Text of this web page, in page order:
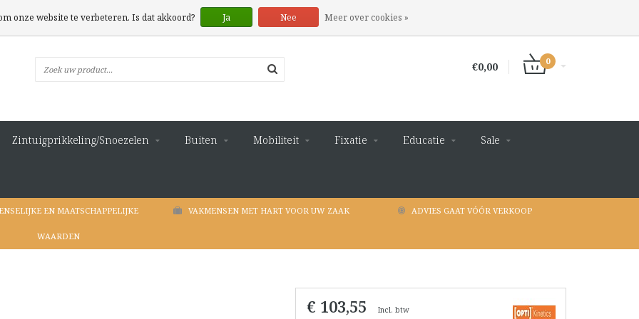
€0,00 0
Zintuigprikkeling/Snoezelen Buiten Mobiliteit Fixatie Educatie Sale
EN MAATSCHAPPELIJKE
WAARDEN
VAKMENSEN MET HART VOOR UW ZAAK ADVIES GAAT VÓÓR VERKOOP
€ 103,55 Incl. btw
onze website te verbeteren. Is dat akkoord? Ja Nee Meer over cookies »